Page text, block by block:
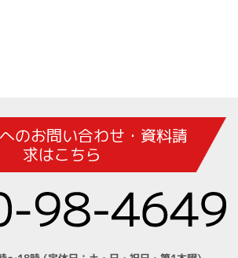
のお問い合わせ・資料請
求はこちら